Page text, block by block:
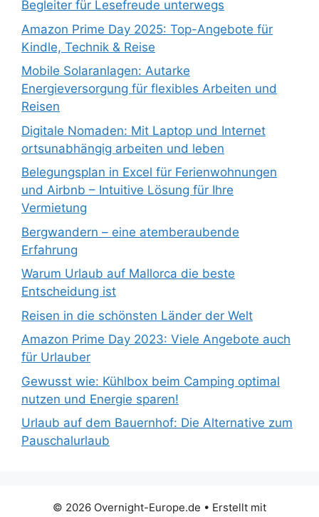
Begleiter für Lesefreude unterwegs
Amazon Prime Day 2025: Top-Angebote für
Kindle, Technik & Reise
Mobile Solaranlagen: Autarke
Energieversorgung für flexibles Arbeiten und
Reisen
Digitale Nomaden: Mit Laptop und Internet
ortsunabhängig arbeiten und leben
Belegungsplan in Excel für Ferienwohnungen
und Airbnb – Intuitive Lösung für Ihre
Vermietung
Bergwandern – eine atemberaubende
Erfahrung
Warum Urlaub auf Mallorca die beste
Entscheidung ist
Reisen in die schönsten Länder der Welt
Amazon Prime Day 2023: Viele Angebote auch
für Urlauber
Gewusst wie: Kühlbox beim Camping optimal
nutzen und Energie sparen!
Urlaub auf dem Bauernhof: Die Alternative zum
Pauschalurlaub
© 2026 Overnight-Europe.de • Erstellt mit